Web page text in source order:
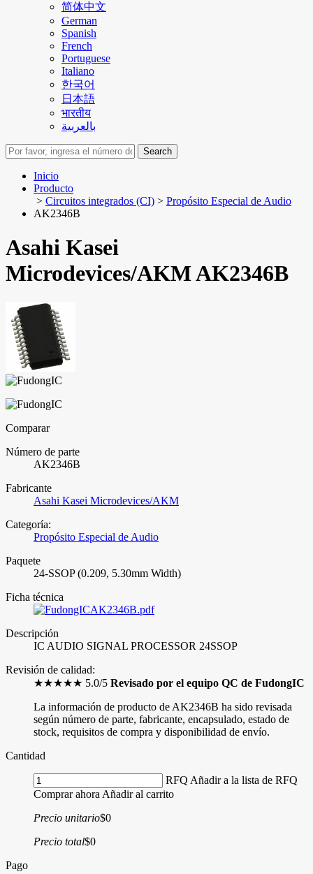
简体中文
German
Spanish
French
Portuguese
Italiano
한국어
日本語
भारतीय
بالعربية
Search
Inicio
Producto
> Circuitos integrados (CI) > Propósito Especial de Audio
AK2346B
Asahi Kasei
Microdevices/AKM AK2346B
Comparar
Número de parte
AK2346B
Fabricante
Asahi Kasei Microdevices/AKM
Categoría:
Propósito Especial de Audio
Paquete
24-SSOP (0.209, 5.30mm Width)
Ficha técnica
AK2346B.pdf
Descripción
IC AUDIO SIGNAL PROCESSOR 24SSOP
Revisión de calidad:
★★★★★ 5.0/5 Revisado por el equipo QC de FudongIC
La información de producto de AK2346B ha sido revisada
según número de parte, fabricante, encapsulado, estado de
stock, requisitos de compra y disponibilidad de envío.
Cantidad
RFQ Añadir a la lista de RFQ
Comprar ahora Añadir al carrito
Precio unitario$0
Precio total$0
Pago